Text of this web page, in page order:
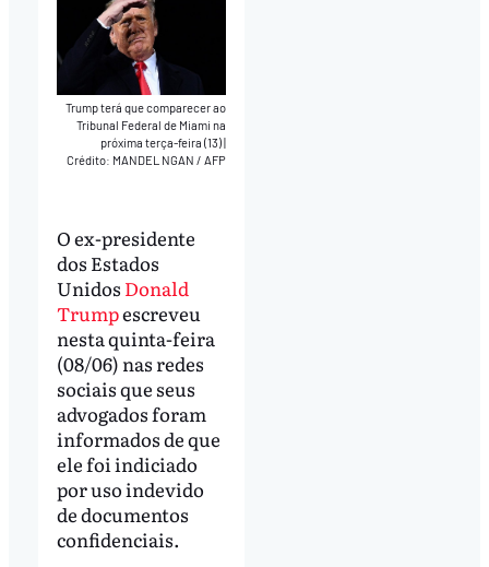
Trump terá que comparecer ao
Tribunal Federal de Miami na
próxima terça-feira (13)
Crédito: MANDEL NGAN / AFP
O ex-presidente
dos Estados
Unidos Donald
Trumpescreveu
nesta quinta-feira
(08/06) nas redes
sociais que seus
advogados foram
informados de que
ele foi indiciado
por uso indevido
de documentos
confidenciais.